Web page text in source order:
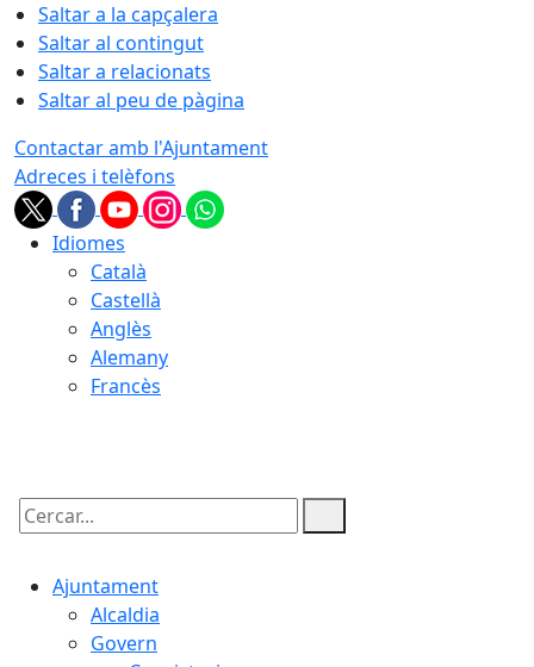
Saltar a la capçalera
Saltar al contingut
Saltar a relacionats
Saltar al peu de pàgina
Contactar amb l'Ajuntament
Adreces i telèfons
Idiomes
Català
Castellà
Anglès
Alemany
Francès
Cercar:
Ajuntament
Alcaldia
Govern